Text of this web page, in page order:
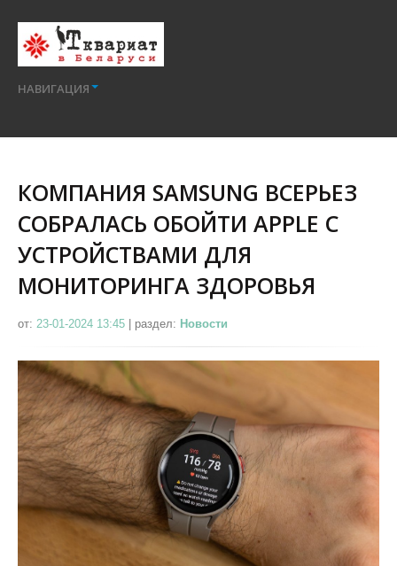
НАВИГАЦИЯ
КОМПАНИЯ SAMSUNG ВСЕРЬЕЗ
СОБРАЛАСЬ ОБОЙТИ APPLE С
УСТРОЙСТВАМИ ДЛЯ
МОНИТОРИНГА ЗДОРОВЬЯ
от: 23-01-2024 13:45 раздел: Новости